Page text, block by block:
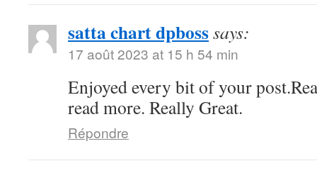
satta chart dpbosssays:
17 août 2023 at 15 h 54 min
Enjoyed every bit of your
read more. Really Great.
Répondre